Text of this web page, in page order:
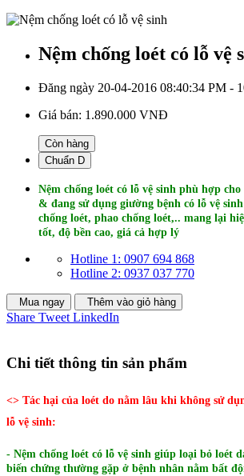
Nệm chống loét có lỗ vệ
Đăng ngày 20-04-2016 08:40:34 PM -
Giá bán: 1.890.000 VNĐ
Còn hàng
Chuẩn D
Nệm chống loét có lỗ vệ sinh phù hợp
& đang sử dụng giường bệnh có lỗ vệ
chống loét, phao chống loét,.. mang lại
tốt, độ bền cao, giá cả hợp lý
Hotline 1: 0907 694 868
Hotline 2: 0937 037 770
Mua ngay Thêm vào giỏ hàng
Share Tweet LinkedIn
Chi tiết thông tin sản phẩm
<> Tác hại của loét do nằm lâu khi không sử
lỗ vệ sinh:
- Nệm chống loét có lỗ vệ sinh giúp loại bỏ loét
biến chứng thường gặp ở bệnh nhân nằm bất